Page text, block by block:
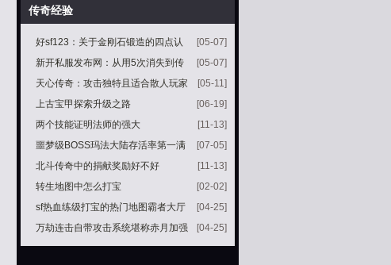
传奇经验
[05-07]
好sf123：关于金刚石锻造的四点认
知你还记得吗
[05-07]
新开私服发布网：从用5次消失到传
奇第一神戒浅析复活戒指的发展历程
[05-11]
天心传奇：攻击独特且适合散人玩家
的打金赤月怪物暴牙蜘蛛
[06-19]
上古宝甲探索升级之路
[11-13]
两个技能证明法师的强大
[07-05]
噩梦级BOSS玛法大陆存活率第一满
级玩家见了都绕道走
[11-13]
北斗传奇中的捐献奖励好不好
[02-02]
转生地图中怎么打宝
[04-25]
sf热血练级打宝的热门地图霸者大厅
[04-25]
万劫连击自带攻击系统堪称赤月加强
版的挖宝地图雷炎洞